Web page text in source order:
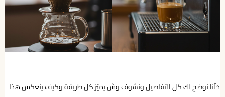
خلّنا نوضح لك كل التفاصيل ونشوف وش يميّز كل طريقة وكيف ينعكس هذا